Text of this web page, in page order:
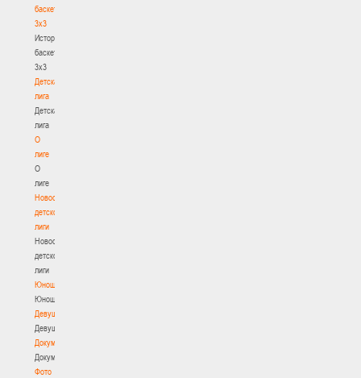
баскетбола
3х3
История
баскетбола
3х3
Детская
лига
Детская
лига
О
лиге
О
лиге
Новости
детской
лиги
Новости
детской
лиги
Юноши
Юноши
Девушки
Девушки
Документы
Документы
Фото